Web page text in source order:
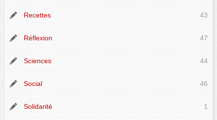
Recettes 43
Réflexion 47
Sciences 44
Social 46
Solidarité 1